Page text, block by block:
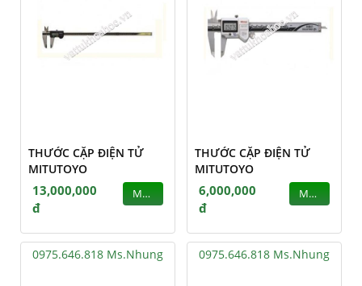
THƯỚC CẶP ĐIỆN TỬ
MITUTOYO
13,000,000
đ
MUA
THƯỚC CẶP ĐIỆN TỬ
MITUTOYO
6,000,000
đ
MUA
0975.646.818 Ms.Nhung 0975.646.818 Ms.Nhung